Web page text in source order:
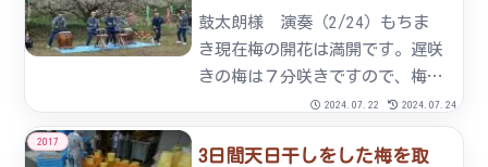
けできるように七折産の小梅には
赤い表示シールを貼っています。
店...
鼓太朗様 演奏（2/24）もちま
き現在梅の開花は満開です。遅咲
きの梅は７分咲きですので、梅祭
り期間中は十分楽しんでいただけ
ると思います。この週末は愛媛県
立医療大学の学生さん達がお手伝
2024.07.22 2024.07.24
2017
3日間天日干しをした梅を取